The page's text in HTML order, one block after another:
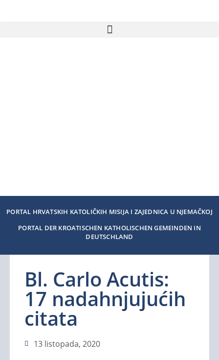
PORTAL HRVATSKIH KATOLIČKIH MISIJA I ZAJEDNICA U NJEMAČKOJ
PORTAL DER KROATISCHEN KATHOLISCHEN GEMEINDEN IN
DEUTSCHLAND
Bl. Carlo Acutis:
17 nadahnjujućih
citata
13 listopada, 2020